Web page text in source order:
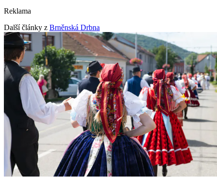
Reklama
Další články z Brněnská Drbna